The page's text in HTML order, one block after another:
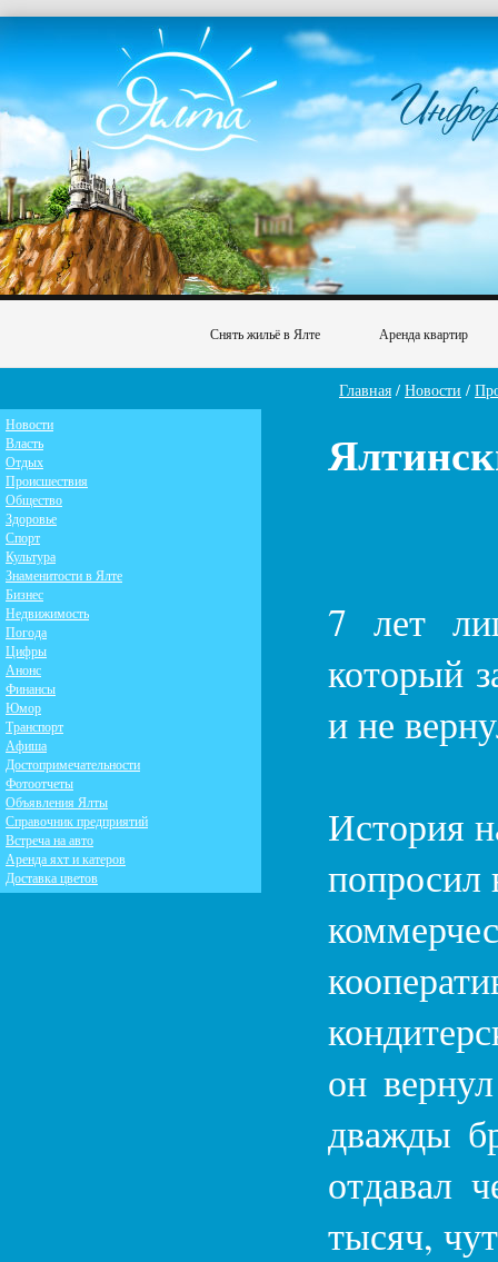
Снять жильё в Ялте Аренда квартир
Главная / Новости /
7 лет
который
и не
История
попросил
он
дважды
отдавал
тысяч,
Новости
Власть
Отдых
Происшествия
Общество
Здоровье
Спорт
Культура
Знаменитости в Ялте
Бизнес
Недвижимость
Погода
Цифры
Анонс
Финансы
Юмор
Транспорт
Афиша
Достопримечательности
Фотоотчеты
Объявления Ялты
Справочник предприятий
Встреча на авто
Аренда яхт и катеров
Доставка цветов